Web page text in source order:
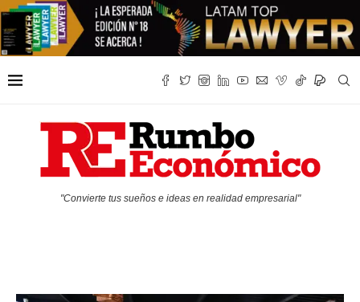
"Convierte tus sueños e ideas en realidad empresarial"